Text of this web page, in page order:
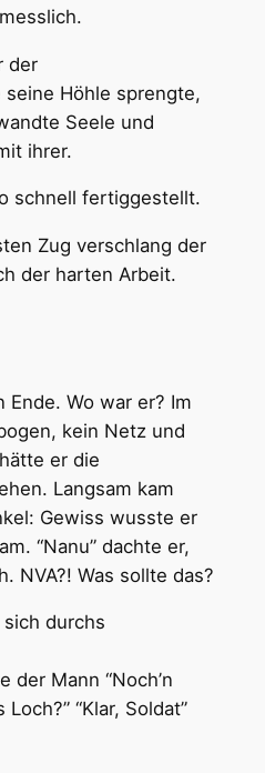
der
Höhle sprengte,
Seele und
ihrer.
schnell fertiggestellt.
Zug verschlang der
der harten Arbeit.
Ende. Wo war er? Im
kein Netz und
er die
Langsam kam
Gewiss wusste er
“Nanu” dachte er,
NVA?! Was sollte das?
durchs
der Mann “Noch’n
“Klar, Soldat”